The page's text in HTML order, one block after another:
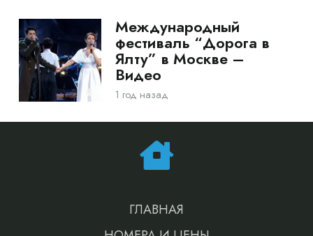
Международный
фестиваль “Дорога в
Ялту” в Москве –
Видео
1 год назад
ГЛАВНАЯ